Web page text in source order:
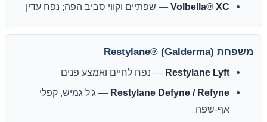
Volbella® XC — שפתיים וקווי סביב הפה; נפח עדין
משפחת Restylane® (Galderma)
Restylane Lyft — נפח לחיים ואמצע פנים
Restylane Defyne / Refyne — ג'ל גמיש, קפלי
אף-שפה